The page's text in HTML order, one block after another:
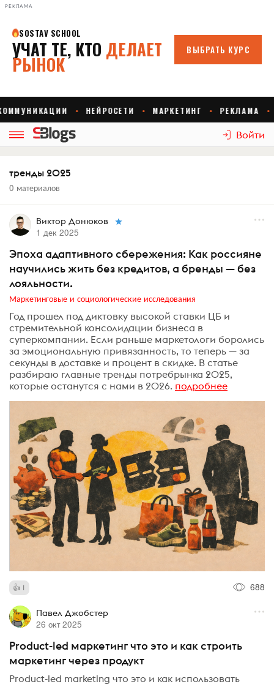
РЕКЛАМА
Войти
тренды 2025
0 материалов
Виктор Донюков
1 дек 2025
Эпоха адаптивного сбережения: Как россияне
научились жить без кредитов, а бренды — без
лояльности.
Маркетинговые и социологические исследования
Год прошел под диктовку высокой ставки ЦБ и
стремительной консолидации бизнеса в
суперкомпании. Если раньше маркетологи боролись
за эмоциональную привязанность, то теперь — за
секунды в доставке и процент в скидке. В статье
разбираю главные тренды потребрынка 2025,
которые останутся с нами в 2026. подробнее
1 688
Павел Джобстер
26 окт 2025
Product-led маркетинг что это и как строить
маркетинг через продукт
Product-led marketing что это и как использовать